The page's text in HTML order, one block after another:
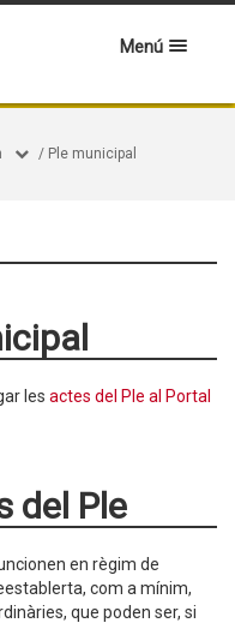
Menú
/ Ple municipal
les actes del Ple al Portal
del Ple
en règim de
com a mínim,
que poden ser, si